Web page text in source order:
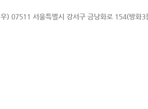
우) 07511 서울특별시 강서구 금낭화로 154(방화3